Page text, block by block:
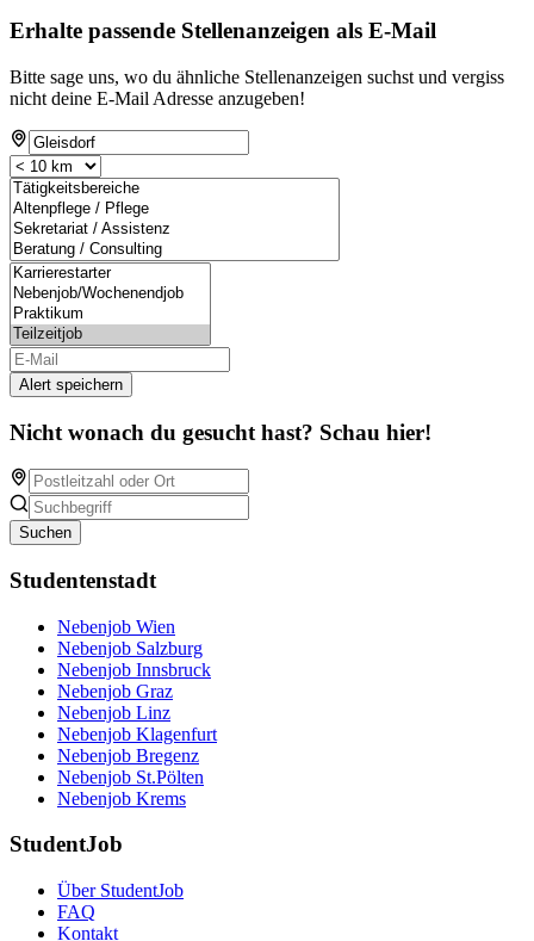
Erhalte passende Stellenanzeigen als E-Mail
Bitte sage uns, wo du ähnliche Stellenanzeigen suchst und vergiss
nicht deine E-Mail Adresse anzugeben!
Alert speichern
Nicht wonach du gesucht hast? Schau hier!
Suchen
Studentenstadt
Nebenjob Wien
Nebenjob Salzburg
Nebenjob Innsbruck
Nebenjob Graz
Nebenjob Linz
Nebenjob Klagenfurt
Nebenjob Bregenz
Nebenjob St.Pölten
Nebenjob Krems
StudentJob
Über StudentJob
FAQ
Kontakt